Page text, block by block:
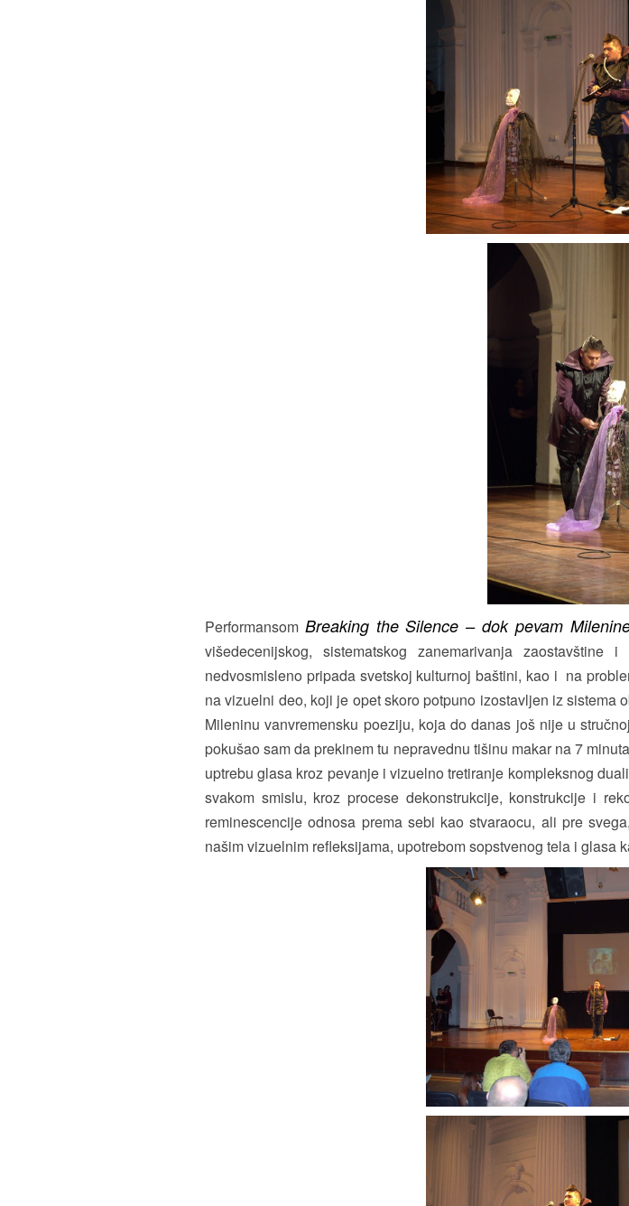
Performansom Breaking the Silence – dok pevam
višedecenijskog, sistematskog zanemarivanja
nedvosmisleno pripada svetskoj kulturnoj baštini, kao i na
na vizuelni deo, koji je opet skoro potpuno izostavljen iz sistema
Mileninu vanvremensku poeziju, koja do danas još nije u
pokušao sam da prekinem tu nepravednu tišinu makar na 7
uptrebu glasa kroz pevanje i vizuelno tretiranje kompleksnog
svakom smislu, kroz procese dekonstrukcije, konstrukcije i
reminescencije odnosa prema sebi kao stvaraocu, ali pre
našim vizuelnim refleksijama, upotrebom sopstvenog tela i glasa